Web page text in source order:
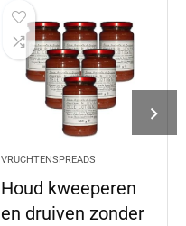
VRUCHTENSPREADS
Houd kweeperen
en druiven zonder